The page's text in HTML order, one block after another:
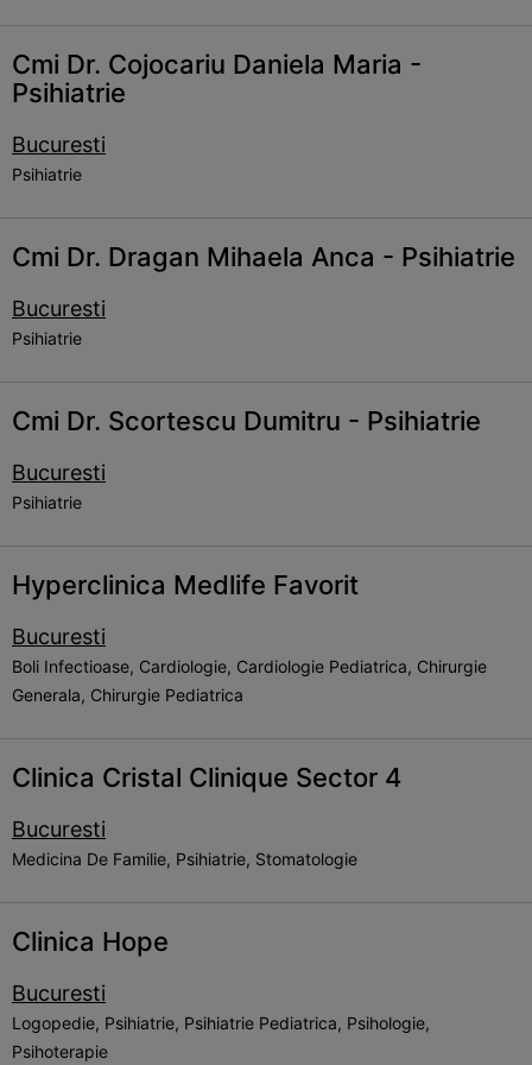
Cmi Dr. Cojocariu Daniela Maria -
Psihiatrie
Bucuresti
Psihiatrie
Cmi Dr. Dragan Mihaela Anca - Psihiatrie
Bucuresti
Psihiatrie
Cmi Dr. Scortescu Dumitru - Psihiatrie
Bucuresti
Psihiatrie
Hyperclinica Medlife Favorit
Bucuresti
Boli Infectioase, Cardiologie, Cardiologie Pediatrica, Chirurgie
Generala, Chirurgie Pediatrica
Clinica Cristal Clinique Sector 4
Bucuresti
Medicina De Familie, Psihiatrie, Stomatologie
Clinica Hope
Bucuresti
Logopedie, Psihiatrie, Psihiatrie Pediatrica, Psihologie,
Psihoterapie